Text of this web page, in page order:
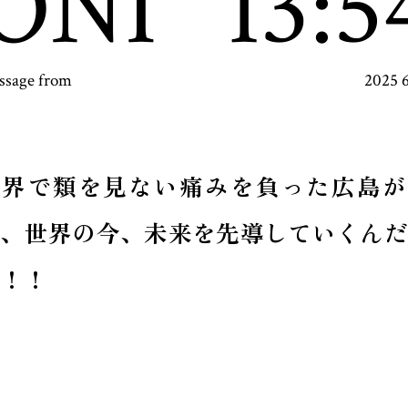
from 2025
で類を見ない痛みを負った広島
世界の今、未来を先導していくん
！